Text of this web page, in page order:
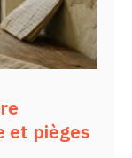
et pièges